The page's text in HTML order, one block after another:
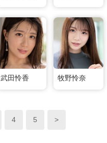
武田怜香 牧野怜奈
4 5 >